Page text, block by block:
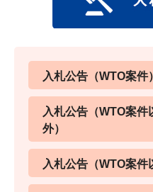
入札公告（WTO案件）
入札公告（WTO案
外）
入札公告（WTO案件